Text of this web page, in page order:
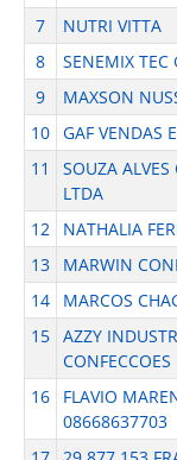
7
NUTRI VITTA
8
SENEMIX TEC
9
MAXSON
10 GAF VENDAS
11
SOUZA
LTDA
12 NATHALIA
13
MARWIN
14
MARCOS
15 AZZY
CONFECCOES
16
FLAVIO
08668637703